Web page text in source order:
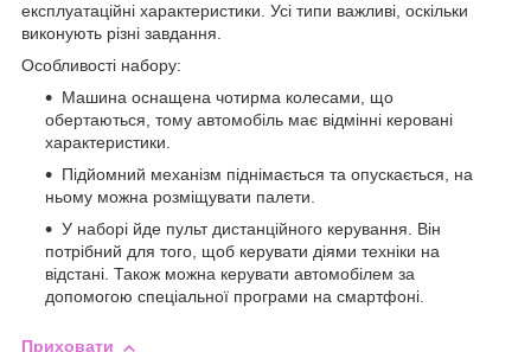
експлуатаційні характеристики. Усі типи важливі, оскільки
виконують різні завдання.
Особливості набору:
Машина оснащена чотирма колесами, що
обертаються, тому автомобіль має відмінні керовані
характеристики.
Підйомний механізм піднімається та опускається, на
ньому можна розміщувати палети.
У наборі йде пульт дистанційного керування. Він
потрібний для того, щоб керувати діями техніки на
відстані. Також можна керувати автомобілем за
допомогою спеціальної програми на смартфоні.
Приховати